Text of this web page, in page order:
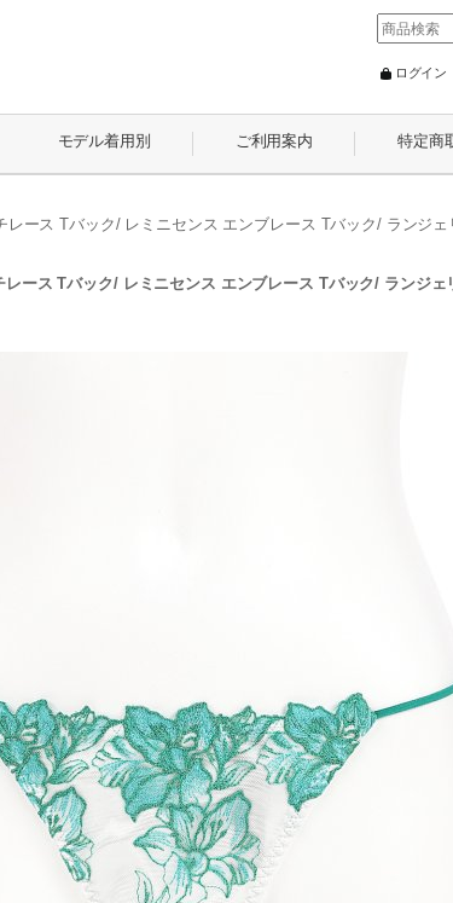
ログイン
モデル着用別 ご利用案内 特定商
レース Tバック/ レミニセンス エンブレース Tバック/ ランジ
レース Tバック/ レミニセンス エンブレース Tバック/ ランジ